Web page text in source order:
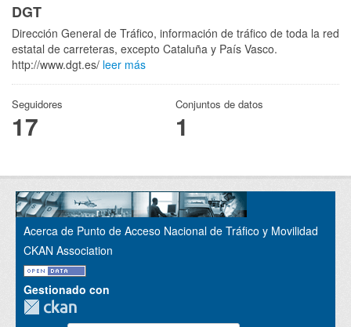
DGT
Dirección General de Tráfico, información de tráfico de toda la red
estatal de carreteras, excepto Cataluña y País Vasco.
http://www.dgt.es/ leer más
Seguidores
17
Conjuntos de datos
1
Acerca de Punto de Acceso Nacional de Tráfico y Movilidad
CKAN Association
Gestionado con